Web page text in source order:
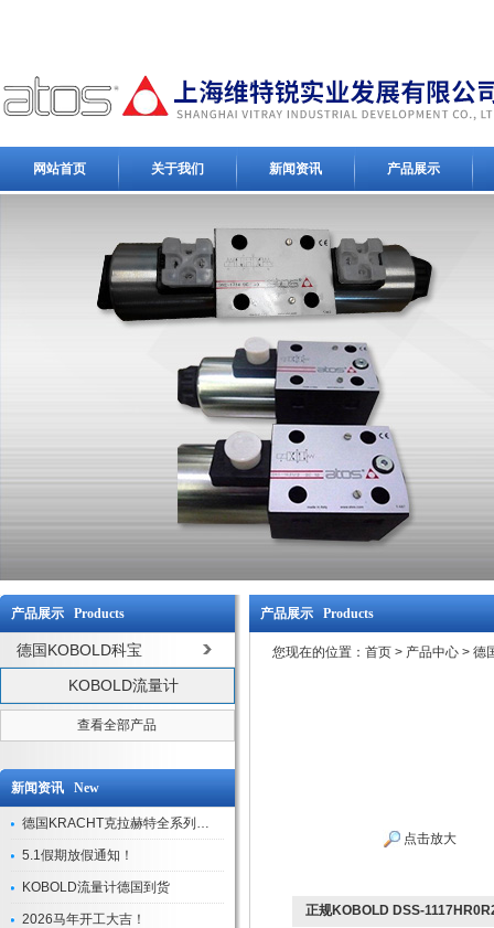
网站首页 关于我们 新闻资讯 产品展示
产品展示 Products
德国KOBOLD科宝
KOBOLD流量计
查看全部产品
新闻资讯 New
德国KRACHT克拉赫特全系列现货库存
5.1假期放假通知！
KOBOLD流量计德国到货
2026马年开工大吉！
产品展示 Products
您现在的位置： 首页 > 产品中心 > 德
点击放大
正规KOBOLD DSS-